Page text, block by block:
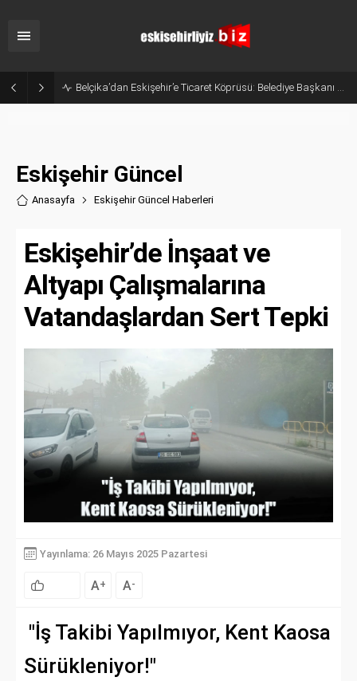
Eskişehir’in Gururu Elif Ertek Millî Takım Kampına Davet Edildi!
Eskişehir Güncel
Anasayfa Eskişehir Güncel Haberleri
Eskişehir’de İnşaat ve
Altyapı Çalışmalarına
Vatandaşlardan Sert Tepki
Yayınlama: 26 Mayıs 2025 Pazartesi
A+ A-
"İş Takibi Yapılmıyor, Kent Kaosa
Sürükleniyor!"